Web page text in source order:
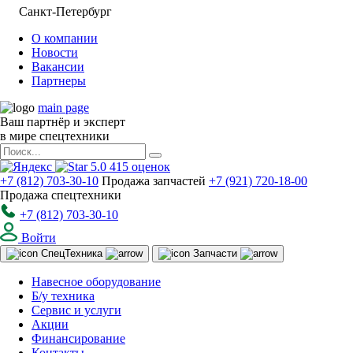
Санкт-Петербург
О компании
Новости
Вакансии
Партнеры
main page
Ваш партнёр и эксперт
в мире спецтехники
5.0 415 оценок
+7 (812) 703-30-10 Продажа запчастей +7 (921) 720-18-00
Продажа спецтехники
+7 (812) 703-30-10
Войти
СпецТехника Запчасти
Навесное оборудование
Б/у техника
Сервис и услуги
Акции
Финансирование